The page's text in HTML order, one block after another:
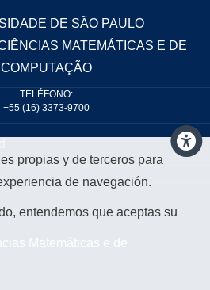
DE SÃO PAULO
MATEMÁTICAS E DE
COMPUTAÇÃO
TELÉFONO:
+55 (16) 3373-9700
Matemáticas e de
propias y de terceros para
de navegación.
entendemos que aceptas su